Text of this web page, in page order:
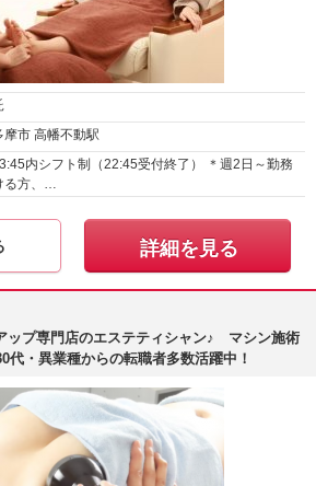
摩市 高幡不動駅
内シフト制（22:45受付終了） ＊週2日～勤務
る方、…
詳細を見る
プ専門店のエステティシャン♪ マシン施術
・異業種からの転職者多数活躍中！